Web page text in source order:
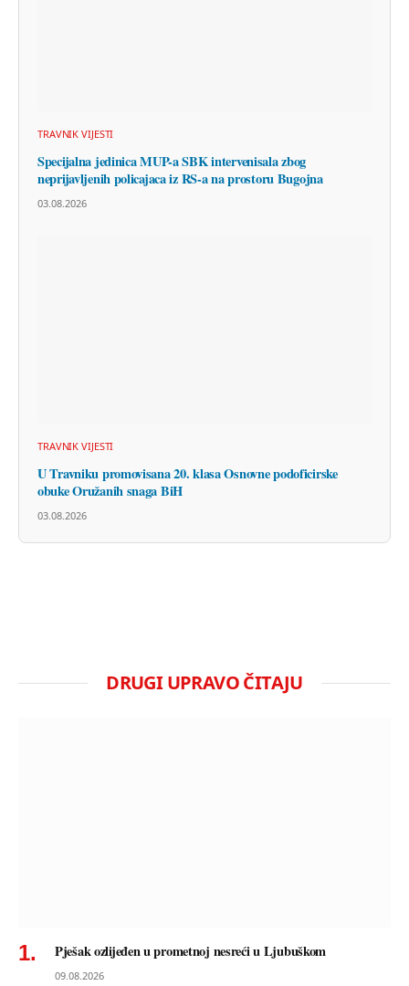
TRAVNIK VIJESTI
Specijalna jedinica MUP-a SBK intervenisala zbog
neprijavljenih policajaca iz RS-a na prostoru Bugojna
03.08.2026
TRAVNIK VIJESTI
U Travniku promovisana 20. klasa Osnovne podoficirske
obuke Oružanih snaga BiH
03.08.2026
DRUGI UPRAVO ČITAJU
Pješak ozlijeđen u prometnoj nesreći u Ljubuškom
09.08.2026